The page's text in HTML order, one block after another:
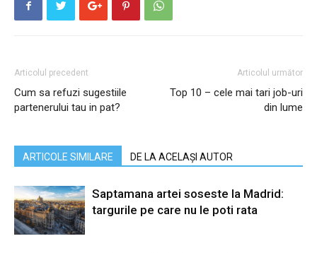
Articolul precedent
Cum sa refuzi sugestiile
partenerului tau in pat?
Articolul următor
Top 10 – cele mai tari job-uri
din lume
ARTICOLE SIMILARE DE LA ACELAȘI AUTOR
Saptamana artei soseste la Madrid:
targurile pe care nu le poti rata